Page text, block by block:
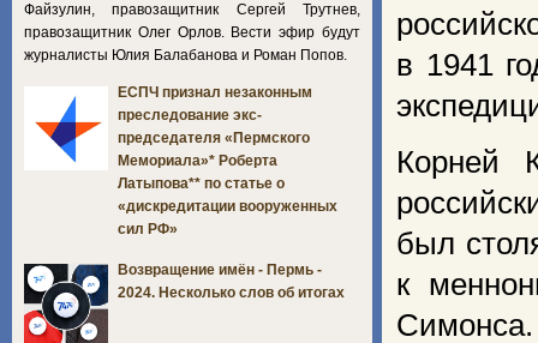
в 1941
Корней
был
к
Файзулин, правозащитник Сергей Трутнев,
правозащитник Олег Орлов. Вести эфир будут
журналисты Юлия Балабанова и Роман Попов.
ЕСПЧ признал незаконным
преследование экс-
председателя «Пермского
Мемориала»* Роберта
Латыпова** по статье о
«дискредитации вооруженных
сил РФ»
Возвращение имён - Пермь -
2024. Несколько слов об итогах